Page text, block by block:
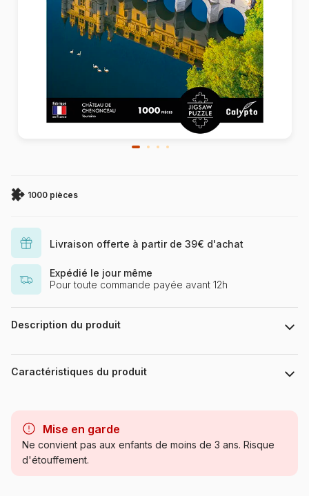
1000 pièces
Livraison offerte à partir de 39€ d'achat
Expédié le jour même
Pour toute commande payée avant 12h
Description du produit
Création Véronique Debroise
Avec 1000 pièces toutes différentes, une qualité d'impression
issue des dernières technologies permettant d'obtenir de
fabrication Française, pour limiter l'empreinte carbone, la
gamme Calypto propose un véritable renouveau dans le
monde des puzzles.
Caractéristiques du produit
Catégorie Puzzles - Châteaux et Palaces
Mise en garde
Ne convient pas aux enfants de moins de 3 ans. Risque
d'étouffement.